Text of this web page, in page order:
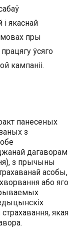
якаснай
пры
ўсяго
кампаніі.
панесеных
з
дагаворам
з прычыны
асобы,
або яго
якая